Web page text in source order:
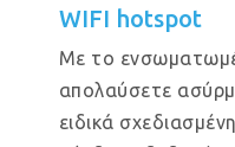
WIFI hotspot
Με το
απολαύσετε
ειδικά